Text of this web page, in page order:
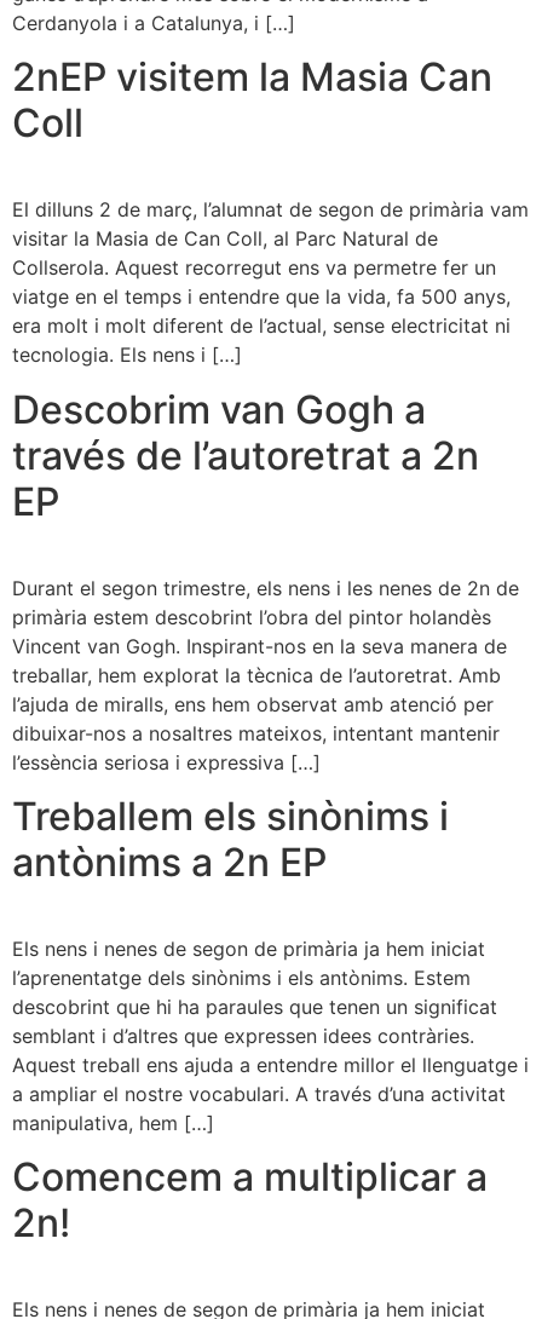
Cerdanyola i a Catalunya, i […]
2nEP visitem la Masia Can
Coll
El dilluns 2 de març, l’alumnat de segon de primària vam
visitar la Masia de Can Coll, al Parc Natural de
Collserola. Aquest recorregut ens va permetre fer un
viatge en el temps i entendre que la vida, fa 500 anys,
era molt i molt diferent de l’actual, sense electricitat ni
tecnologia. Els nens i […]
Descobrim van Gogh a
través de l’autoretrat a 2n
EP
Durant el segon trimestre, els nens i les nenes de 2n de
primària estem descobrint l’obra del pintor holandès
Vincent van Gogh. Inspirant-nos en la seva manera de
treballar, hem explorat la tècnica de l’autoretrat. Amb
l’ajuda de miralls, ens hem observat amb atenció per
dibuixar-nos a nosaltres mateixos, intentant mantenir
l’essència seriosa i expressiva […]
Treballem els sinònims i
antònims a 2n EP
Els nens i nenes de segon de primària ja hem iniciat
l’aprenentatge dels sinònims i els antònims. Estem
descobrint que hi ha paraules que tenen un significat
semblant i d’altres que expressen idees contràries.
Aquest treball ens ajuda a entendre millor el llenguatge i
a ampliar el nostre vocabulari. A través d’una activitat
manipulativa, hem […]
Comencem a multiplicar a
2n!
Els nens i nenes de segon de primària ja hem iniciat